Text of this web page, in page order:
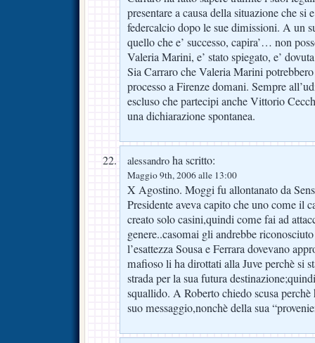
presentare a causa della situazione che si
federcalcio dopo le sue dimissioni. A un
quello che e’ successo, capira’… non
Valeria Marini, e’ stato spiegato, e’
Sia Carraro che Valeria Marini
processo a Firenze domani. Sempre
escluso che partecipi anche Vittorio
una dichiarazione spontanea.
alessandro ha scritto:
Maggio 9th, 2006 alle 13:00
X Agostino. Moggi fu allontanato da
Presidente aveva capito che uno come il
creato solo casini,quindi come fai ad
genere..casomai gli andrebbe
l’esattezza Sousa e Ferrara dovevano
mafioso li ha dirottati alla Juve perchè si
strada per la sua futura
squallido. A Roberto chiedo scusa
suo messaggio,nonchè della sua